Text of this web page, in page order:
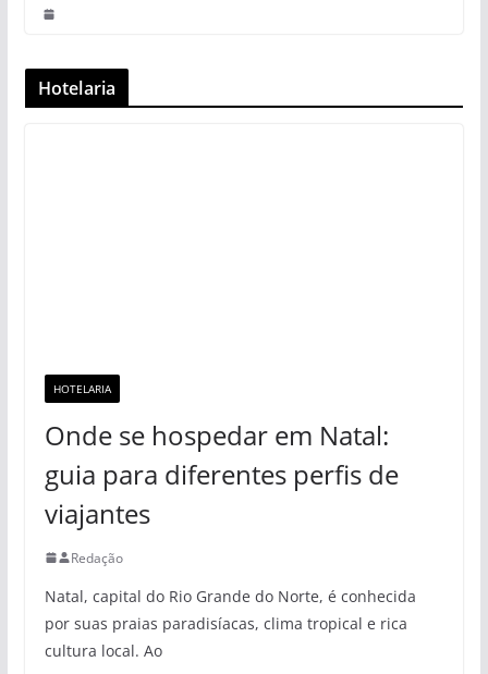
Hotelaria
HOTELARIA
Onde se hospedar em Natal:
guia para diferentes perfis de
viajantes
Redação
Natal, capital do Rio Grande do Norte, é conhecida
por suas praias paradisíacas, clima tropical e rica
cultura local. Ao